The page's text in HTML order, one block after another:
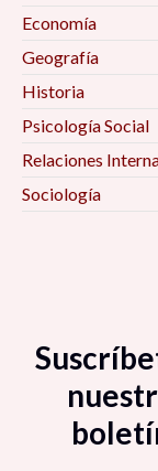
Economía
Geografía
Historia
Psicología Social
Relaciones
Sociología